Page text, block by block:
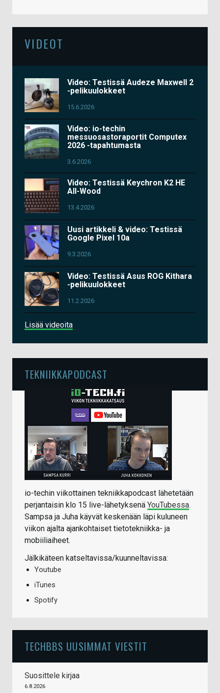
VIDEOT
Video: Testissä Audeze Maxwell 2
-pelikuulokkeet
15.6.2026
Video: io-techin
messuosastoraportit Computex
2026 -tapahtumasta
3.6.2026
Video: Testissä Keychron K2 HE
All-Wood
13.4.2026
Uusi artikkeli & video: Testissä
Google Pixel 10a
9.3.2026
Video: Testissä Asus ROG Kithara
-pelikuulokkeet
11.2.2026
Lisää videoita
TEKNIIKKAPODCAST
io-techin viikottainen tekniikkapodcast lähetetään
perjantaisin klo 15 live-lähetyksenä YouTubessa.
Sampsa ja Juha käyvät keskenään läpi kuluneen
viikon ajalta ajankohtaiset tietotekniikka- ja
mobiiliaiheet.
Jälkikäteen katseltavissa/kuunneltavissa:
Youtube
iTunes
Spotify
TECHBBS UUSIMMAT VIESTIT
Suosittele kirjaa
6.8.2026